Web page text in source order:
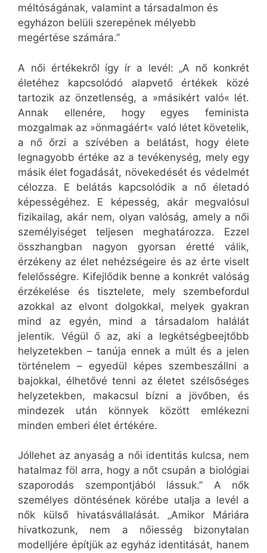
méltóságának, valamint a társadalmon és
egyházon belüli szerepének mélyebb
megértése számára.”
A női értékekről így ír a levél: „A nő konkrét
életéhez kapcsolódó alapvető értékek közé
tartozik az önzetlenség, a »másikért való« lét.
Annak ellenére, hogy egyes feminista
mozgalmak az »önmagáért« való létet követelik,
a nő őrzi a szívében a belátást, hogy élete
legnagyobb értéke az a tevékenység, mely egy
másik élet fogadását, növekedését és védelmét
célozza. E belátás kapcsolódik a nő életadó
képességéhez. E képesség, akár megvalósul
fizikailag, akár nem, olyan valóság, amely a női
személyiséget teljesen meghatározza. Ezzel
összhangban nagyon gyorsan éretté válik,
érzékeny az élet nehézségeire és az érte viselt
felelősségre. Kifejlődik benne a konkrét valóság
érzékelése és tisztelete, mely szembefordul
azokkal az elvont dolgokkal, melyek gyakran
mind az egyén, mind a társadalom halálát
jelentik. Végül ő az, aki a legkétségbeejtőbb
helyzetekben – tanúja ennek a múlt és a jelen
történelem – egyedül képes szembeszállni a
bajokkal, élhetővé tenni az életet szélsőséges
helyzetekben, makacsul bízni a jövőben, és
mindezek után könnyek között emlékezni
minden emberi élet értékére.
Jóllehet az anyaság a női identitás kulcsa, nem
hatalmaz föl arra, hogy a nőt csupán a biológiai
szaporodás szempontjából lássuk.” A nők
személyes döntésének körébe utalja a levél a
nők külső hivatásvállalását. „Amikor Máriára
hivatkozunk, nem a nőiesség bizonytalan
modelljére építjük az egyház identitását, hanem